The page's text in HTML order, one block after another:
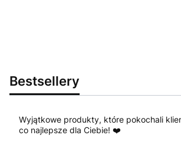
Bestsellery
Wyjątkowe produkty, które pokochali
co najlepsze dla Ciebie! ❤️